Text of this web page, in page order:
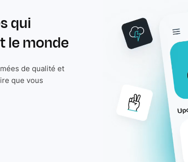
qui
le monde
de qualité et
que vous